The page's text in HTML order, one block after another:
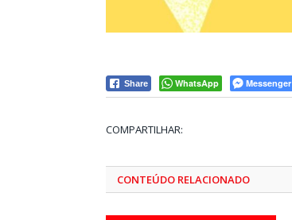
Share WhatsApp Messenger
COMPARTILHAR:
CONTEÚDO RELACIONADO